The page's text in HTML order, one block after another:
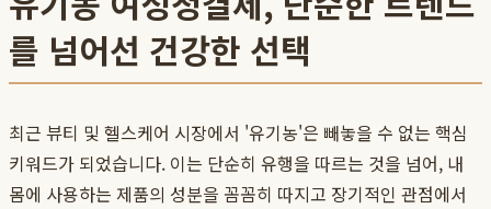
를 넘어선 건강한 선택
최근 뷰티 및 헬스케어 시장에서 '유기농'은 빼놓을 수 없는 핵심
키워드가 되었습니다. 이는 단순히 유행을 따르는 것을 넘어, 내
몸에 사용하는 제품의 성분을 꼼꼼히 따지고 장기적인 관점에서